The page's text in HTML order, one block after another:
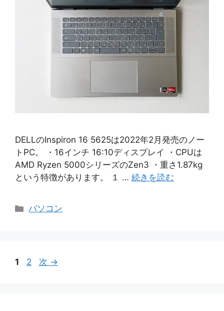
DELLのInspiron 16 5625は2022年2月発売のノー
トPC。 ・16インチ 16:10ディスプレイ ・CPUは
AMD Ryzen 5000シリーズのZen3 ・重さ1.87kg
という特徴があります。 １ … 続きを読む
カ
ー
パソコン
ペ
1
ペ
2 次 →